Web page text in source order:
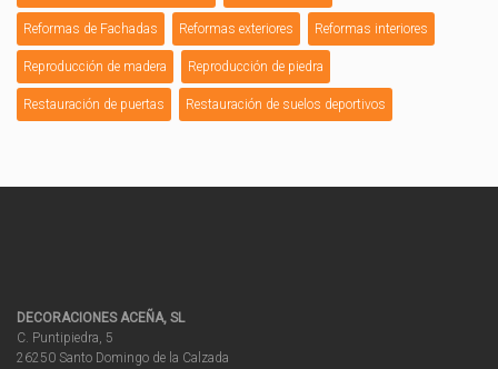
Reformas de Fachadas Reformas exteriores Reformas interiores
Reproducción de madera Reproducción de piedra
Restauración de puertas Restauración de suelos deportivos
DECORACIONES ACEÑA, SL
C. Puntipiedra, 5
26250 Santo Domingo de la Calzada